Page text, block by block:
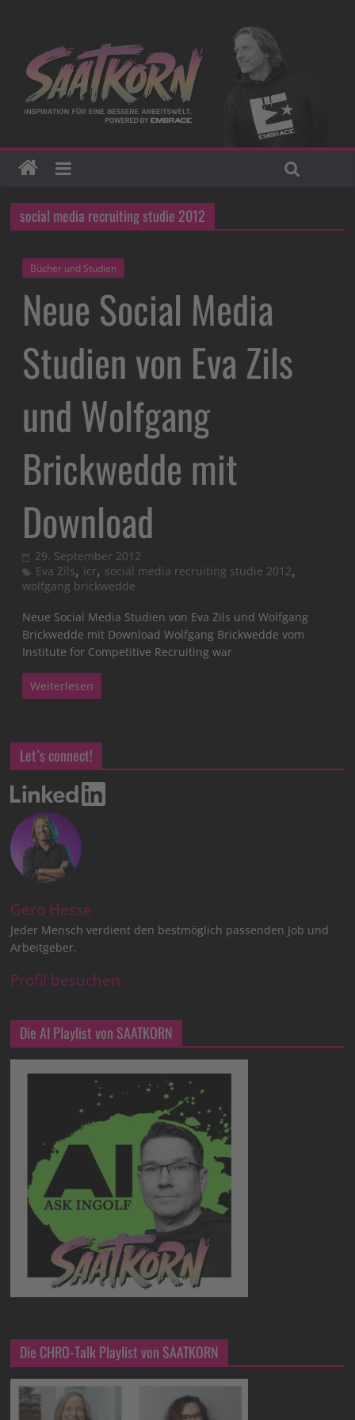
social media recruiting studie 2012
Bücher und Studien
Neue Social Media
Studien von Eva Zils
und Wolfgang
Brickwedde mit
Download
29. September 2012
Eva Zils, icr, social media recruiting studie 2012,
wolfgang brickwedde
Neue Social Media Studien von Eva Zils und Wolfgang
Brickwedde mit Download Wolfgang Brickwedde vom
Institute for Competitive Recruiting war
Weiterlesen
Let’s connect!
Gero Hesse
Jeder Mensch verdient den bestmöglich passenden Job und
Arbeitgeber.
Profil besuchen
Die AI Playlist von SAATKORN
Die CHRO-Talk Playlist von SAATKORN